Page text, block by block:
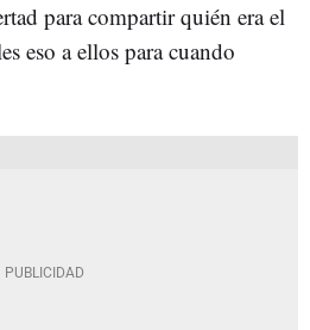
para compartir quién era el
eso a ellos para cuando